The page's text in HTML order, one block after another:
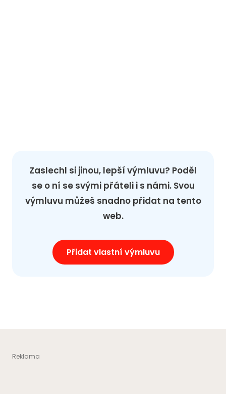
Zaslechl si jinou, lepší výmluvu? Poděl
se o ní se svými přáteli i s námi. Svou
výmluvu můžeš snadno přidat na tento
web.
Přidat vlastní výmluvu